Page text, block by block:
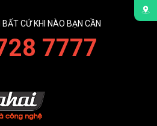
BẤT CỨ KHI NÀO BẠN CẦN
7777